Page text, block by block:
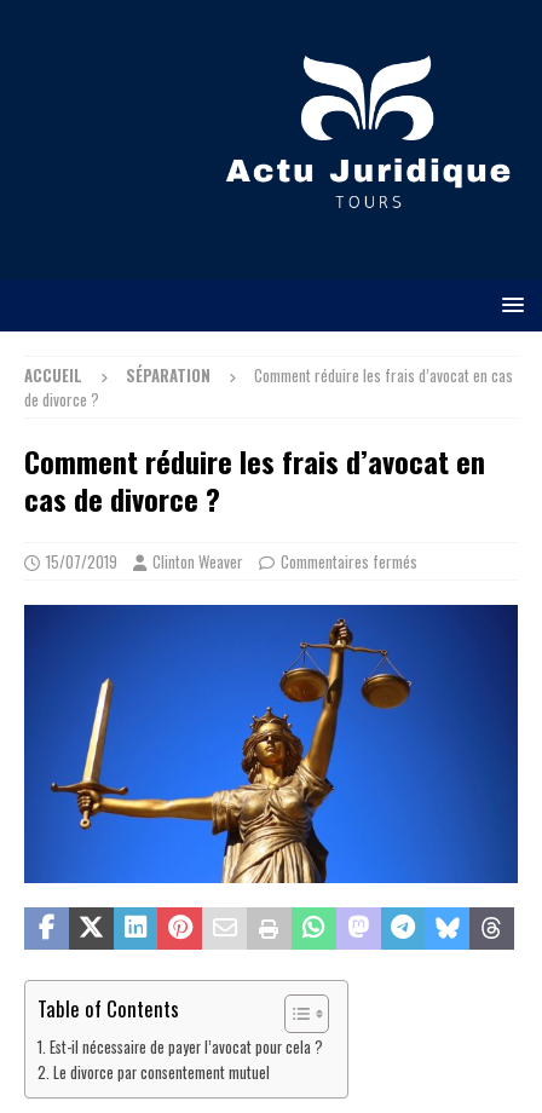
ACCUEIL SÉPARATION
Comment réduire les frais d’avocat en cas
de divorce ?
Comment réduire les frais d’avocat en
cas de divorce ?
15/07/2019 Clinton Weaver Commentaires fermés
Table of Contents
Est-il nécessaire de payer l’avocat pour cela ?
Le divorce par consentement mutuel